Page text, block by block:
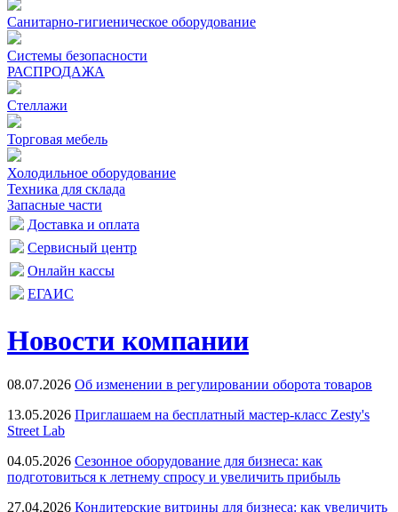
Санитарно-гигиеническое оборудование
Системы безопасности
РАСПРОДАЖА
Стеллажи
Торговая мебель
Холодильное оборудование
Техника для склада
Запасные части
Доставка и оплата
Сервисный центр
Онлайн кассы
ЕГАИС
Новости компании
08.07.2026 Об изменении в регулировании оборота товаров
13.05.2026 Приглашаем на бесплатный мастер-класс Zesty's
Street Lab
04.05.2026 Сезонное оборудование для бизнеса: как
подготовиться к летнему спросу и увеличить прибыль
27.04.2026 Кондитерские витрины для бизнеса: как увеличить